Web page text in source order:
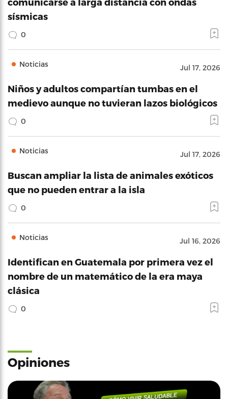
sísmicas
0
Noticias Jul 17, 2026
Niños y adultos compartían tumbas en el
medievo aunque no tuvieran lazos biológicos
0
Noticias Jul 17, 2026
Buscan ampliar la lista de animales exóticos
que no pueden entrar a la isla
0
Noticias Jul 16, 2026
Identifican en Guatemala por primera vez el
nombre de un matemático de la era maya
clásica
0
Opiniones